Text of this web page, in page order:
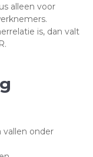
alleen voor
is, dan valt
vallen onder